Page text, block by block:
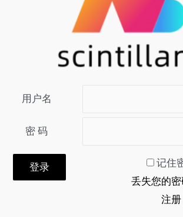
用户名
密 码
记住
丢失您的密
注册